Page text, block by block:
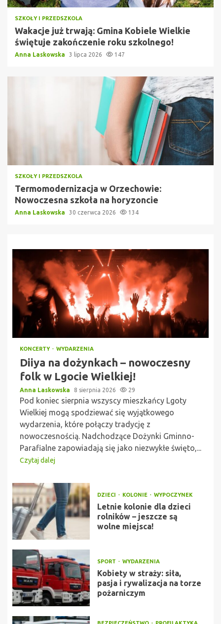
SZKOŁY I PRZEDSZKOLA
Wakacje już trwają: Gmina Kobiele Wielkie
świętuje zakończenie roku szkolnego!
Anna Laskowska 3 lipca 2026 147
SZKOŁY I PRZEDSZKOLA
Termomodernizacja w Orzechowie:
Nowoczesna szkoła na horyzoncie
Anna Laskowska 30 czerwca 2026 134
KONCERTY WYDARZENIA
Diiya na dożynkach – nowoczesny
folk w Lgocie Wielkiej!
Anna Laskowska 8 sierpnia 2026 29
Pod koniec sierpnia wszyscy mieszkańcy Lgoty
Wielkiej mogą spodziewać się wyjątkowego
wydarzenia, które połączy tradycję z
nowoczesnością. Nadchodzące Dożynki Gminno-
Parafialne zapowiadają się jako niezwykłe święto,...
Czytaj dalej
DZIECI KOLONIE WYPOCZYNEK
Letnie kolonie dla dzieci
rolników – jeszcze są
wolne miejsca!
SPORT WYDARZENIA
Kobiety w straży: siła,
pasja i rywalizacja na torze
pożarniczym